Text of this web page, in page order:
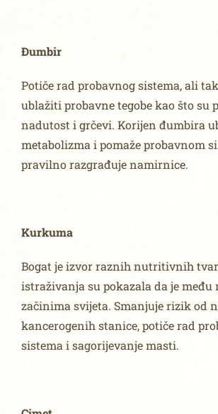
Đumbir
Potiče rad probavnog sistema, ali
ublažiti probavne tegobe kao što su
nadutost i grčevi. Korijen đumbira
metabolizma i pomaže probavnom
pravilno razgrađuje namirnice.
Kurkuma
Bogat je izvor raznih nutritivnih
istraživanja su pokazala da je
začinima svijeta. Smanjuje rizik od
kancerogenih stanice, potiče rad
sistema i sagorijevanje masti.